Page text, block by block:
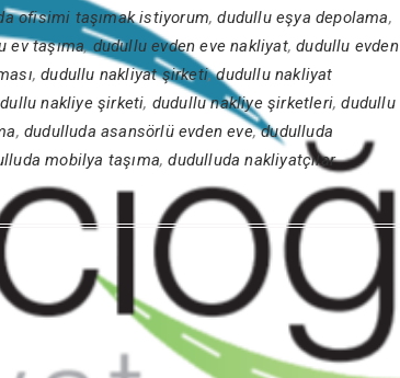
ofisimi taşımak istiyorum,dudullu eşya depolama,
ev taşıma,dudullu evden eve nakliyat,dudullu evden
,dudullu nakliyat şirketi,dudullu nakliyat
nakliye şirketi, dudullu nakliye şirketleri,dudullu
,dudulluda asansörlü evden eve,dudulluda
mobilya taşıma,dudulluda nakliyatçılar